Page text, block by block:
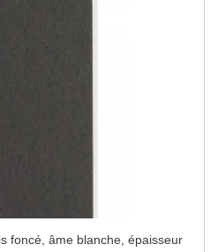
foncé, âme blanche, épaisseur